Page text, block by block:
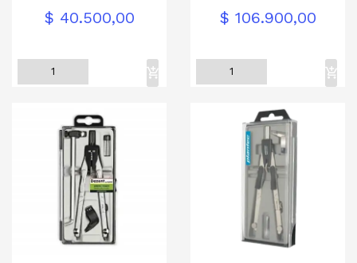
Precio$ 40.500,00 Precio$ 106.900,00